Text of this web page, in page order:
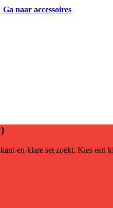
Ga naar accessoires
en-klare set zoekt. Kies een